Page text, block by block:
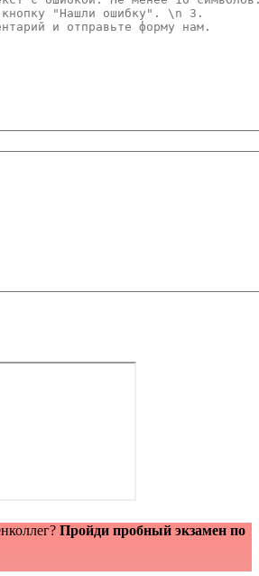
Пройди пробный экзамен по